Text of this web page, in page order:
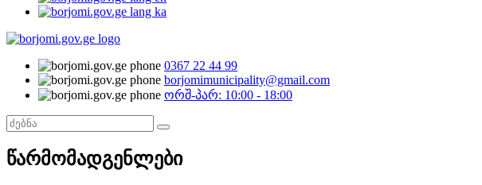
0367 22 44 99
borjomimunicipality@gmail.com
ორშ-პარ: 10:00 - 18:00
წარმომადგენლები